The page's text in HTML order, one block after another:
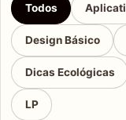
Todos
Design Básico
Dicas Ecológicas
LP